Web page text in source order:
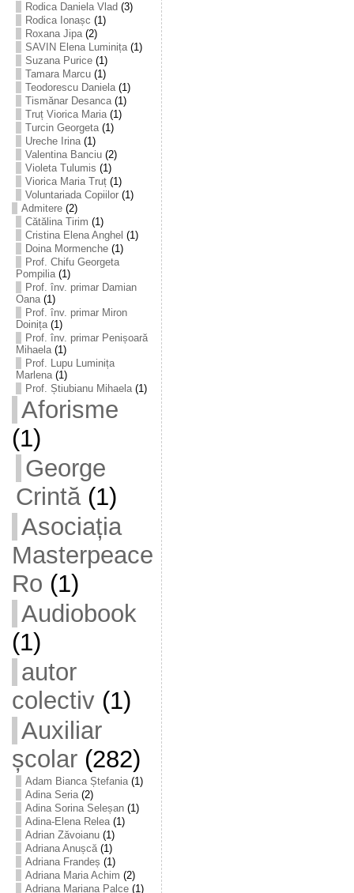
Rodica Daniela Vlad (3)
Rodica Ionașc (1)
Roxana Jipa(2)
SAVIN Elena Luminița(1)
Suzana Purice(1)
Tamara Marcu(1)
Teodorescu Daniela(1)
Tismănar Desanca(1)
Truț Viorica Maria(1)
Turcin Georgeta(1)
Ureche Irina(1)
Valentina Banciu(2)
Violeta Tulumis (1)
Viorica Maria Truț(1)
Voluntariada Copiilor(1)
Admitere(2)
Cătălina Tirim (1)
Cristina Elena Anghel (1)
Doina Mormenche(1)
Prof. Chifu Georgeta
Pompilia(1)
Prof. înv. primar Damian
Oana(1)
Prof. înv. primar Miron
Doinița(1)
Prof. înv. primar Penișoară
Mihaela(1)
Prof. Lupu Luminița
Marlena(1)
Prof. Știubianu Mihaela(1)
Aforisme
(1)
George
Crintă(1)
Asociația
Masterpeace
Ro (1)
Audiobook
(1)
autor
colectiv(1)
Auxiliar
școlar(282)
Adam Bianca Ștefania(1)
Adina Seria(2)
Adina Sorina Seleșan(1)
Adina-Elena Relea(1)
Adrian Zăvoianu(1)
Adriana Anușcă(1)
Adriana Frandeș (1)
Adriana Maria Achim (2)
Adriana Mariana Palce(1)